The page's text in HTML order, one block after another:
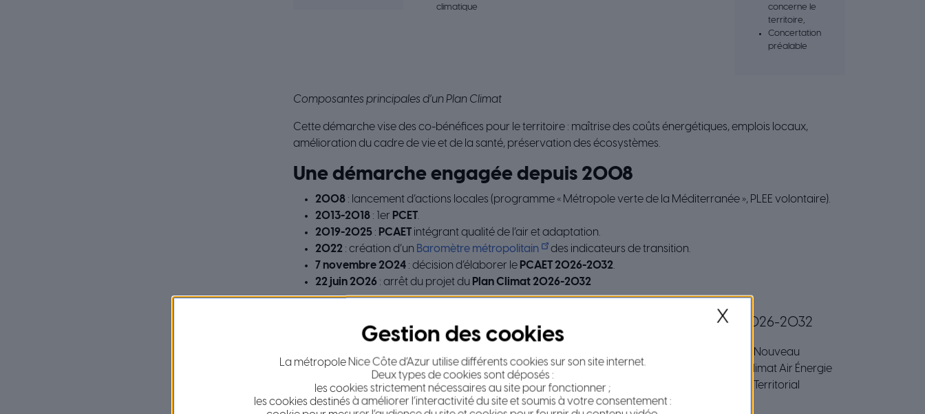
climatique
concerne le
territoire,
Concertation
préalable
Composantes principales d’un Plan Climat
Cette démarche vise des co-bénéfices pour le territoire : maîtrise des coûts énergétiques, emplois locaux,
amélioration du cadre de vie et de la santé, préservation des écosystèmes.
Une démarche engagée depuis 2008
2008: lancement d’actions locales (programme « Métropole verte de la Méditerranée », PLEE volontaire).
2013-2018: 1er PCET.
2019-2025: PCAET intégrant qualité de l’air et adaptation.
2022 : création d’un Baromètre métropolitain
des indicateurs de transition.
7 novembre 2024: décision d’élaborer le PCAET 2026-2032.
22 juin 2026 : arrêt du projet du Plan Climat 2026-2032
2007-2013
Plan Local Énergie et
Environnement
2013-2018
Plan Climat Énergie
Territorial
Territorial
2026-2032
Nouveau
Plan Climat Air Énergie
Territorial
X
La métropole Nice Côte d’Azur utilise différents cookies sur son site internet.
Deux types de cookies sont déposés :
les cookies strictement nécessaires au site pour fonctionner ;
les cookies destinés à améliorer l’interactivité du site et soumis à votre consentement :